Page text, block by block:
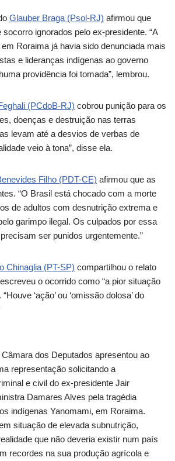
Glauber Braga (Psol-RJ) afirmou que
socorro ignorados pelo ex-presidente. “A
Roraima já havia sido denunciada mais
e lideranças indígenas ao governo
providência foi tomada”, lembrou.
(PCdoB-RJ) cobrou punição para os
doenças e destruição nas terras
levam até a desvios de verbas de
veio à tona”, disse ela.
Filho (PDT-CE) afirmou que as
“O Brasil está chocado com a morte
de adultos com desnutrição extrema e
garimpo ilegal. Os culpados por essa
ser punidos urgentemente.”
Chinaglia (PT-SP) compartilhou o relato
o ocorrido como “a pior situação
‘ação’ ou ‘omissão dolosa’ do
dos Deputados apresentou ao
representação solicitando a
e civil do ex-presidente Jair
Damares Alves pela tragédia
indígenas Yanomami, em Roraima.
situação de elevada subnutrição,
que não deveria existir num país
recordes na sua produção agrícola e